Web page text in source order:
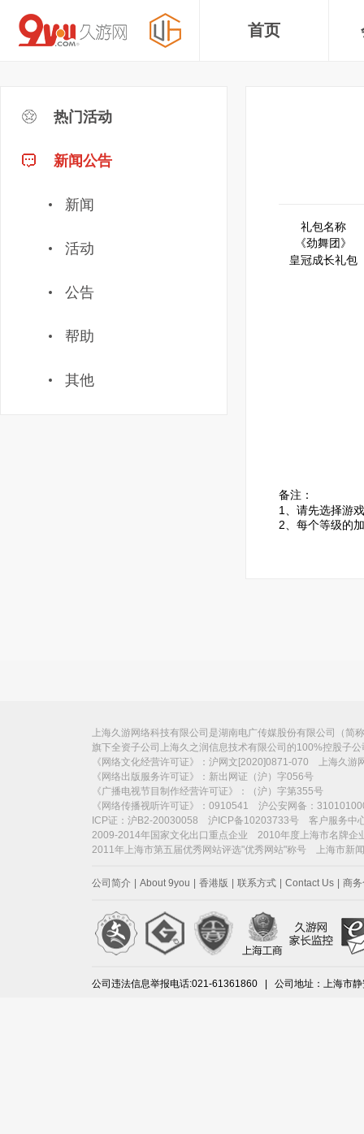
首页
热门活动
新闻公告
新闻
活动
公告
帮助
其他
礼包名称
《劲舞团》
皇冠成长礼包
备注：
1、请先选择游
2、每个等级的
上海久游网络科技有限公司是湖南电广传媒股份有限公司（简
旗下全资子公司上海久之润信息技术有限公司的100%控股子
《网络文化经营许可证》：沪网文[2020]0871-070 上海久游
《网络出版服务许可证》：新出网证（沪）字056号
《广播电视节目制作经营许可证》：（沪）字第355号
《网络传播视听许可证》：0910541 沪公安网备：
ICP证：沪B2-20030058 沪ICP备10203733号 客户服务中
2009-2014年国家文化出口重点企业 2010年度上海市名牌企
2011年上海市第五届优秀网站评选"优秀网站"称号 上海市新
公司简介 About 9you 香港版 联系方式 Contact Us 商
公司违法信息举报电话:021-61361860 | 公司地址：上海市